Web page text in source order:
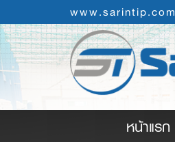
www.sarintip.com
หน้าแรก